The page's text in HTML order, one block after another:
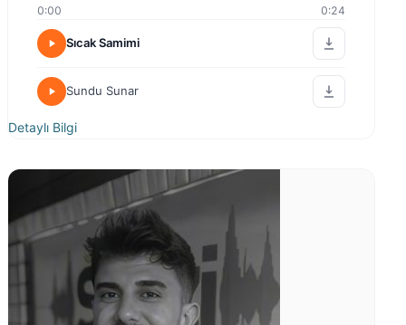
0:00 0:24
Sıcak Samimi
Sundu Sunar
Detaylı Bilgi